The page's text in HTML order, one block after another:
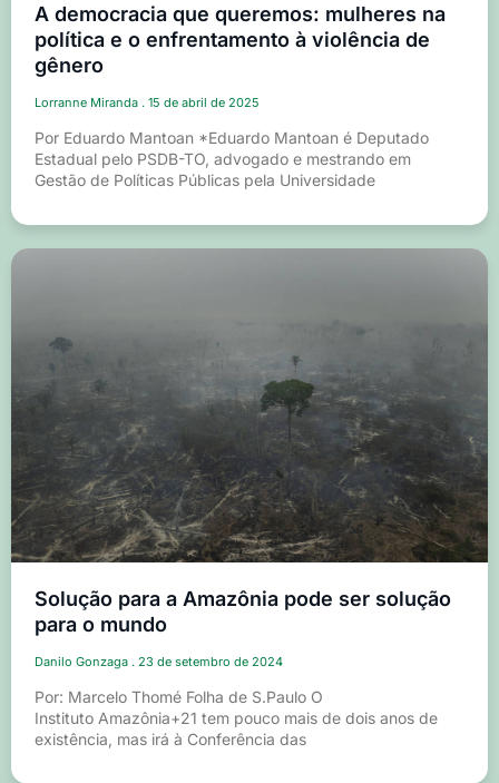
A democracia que queremos: mulheres na
política e o enfrentamento à violência de
gênero
Lorranne Miranda 15 de abril de 2025
Por Eduardo Mantoan *Eduardo Mantoan é Deputado
Estadual pelo PSDB-TO, advogado e mestrando em
Gestão de Políticas Públicas pela Universidade
Solução para a Amazônia pode ser solução
para o mundo
Danilo Gonzaga 23 de setembro de 2024
Por: Marcelo Thomé Folha de S.Paulo O
Instituto Amazônia+21 tem pouco mais de dois anos de
existência, mas irá à Conferência das